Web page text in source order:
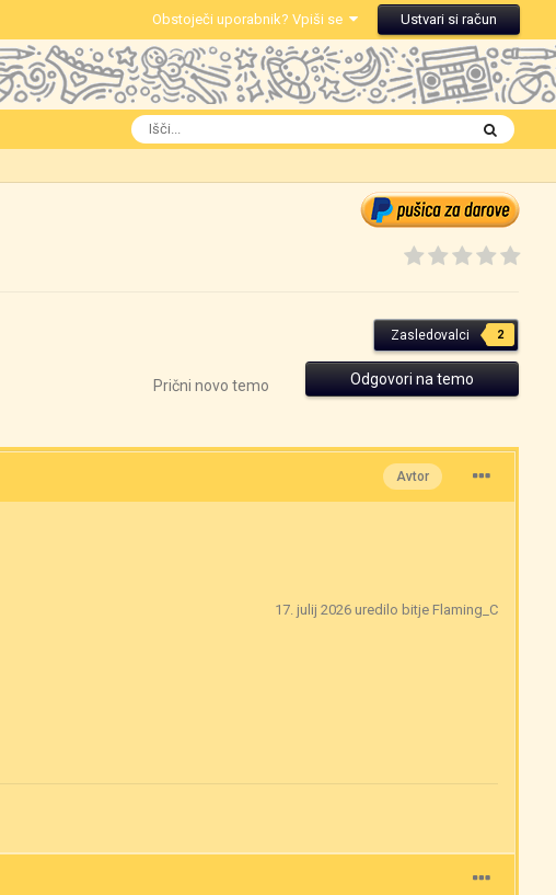
Obstoječi uporabnik? Vpiši se Ustvari si račun
Zasledovalci 2
Odgovori na temo
Prični novo temo
Avtor
17. julij 2026 uredilo bitje Flaming_C